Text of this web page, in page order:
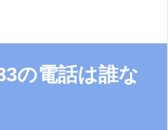
の電話は誰な